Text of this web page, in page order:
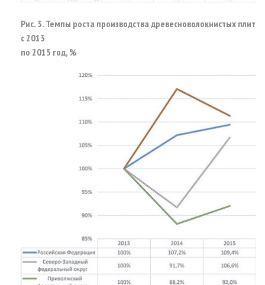
Рис. 3. Темпы роста производства древесноволокнистых плит
с 2013
по 2015 год, %